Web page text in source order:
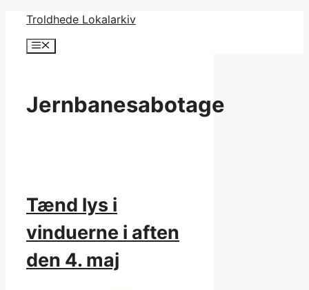
Hop
indhold
Troldhede Lokalarkiv
Menu
Jernbanesabotage
Tænd lys i
vinduerne i aften
den 4. maj